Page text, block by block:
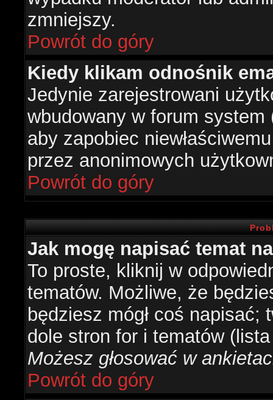
zmniejszy.
Powrót do góry
Kiedy klikam odnośnik
Jedynie zarejestrowani
wbudowany w forum system
aby zapobiec
przez anonimowych
Powrót do góry
Jak mogę napisać temat
To proste, kliknij w
tematów. Możliwe, że
będziesz mógł coś
dole stron for i tematów
Możesz głosować w
Powrót do góry